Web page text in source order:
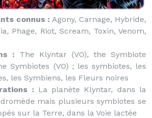
connus : Agony, Carnage, Hybride,
Phage, Riot, Scream, Toxin, Venom,
: The Klyntar (VO), the Symbiote
Symbiotes (VO) ; les symbiotes, les
les Symbiens, les Fleurs noires
: La planète Klyntar, dans la
mais plusieurs symbiotes se
sur la Terre, dans la Voie lactée